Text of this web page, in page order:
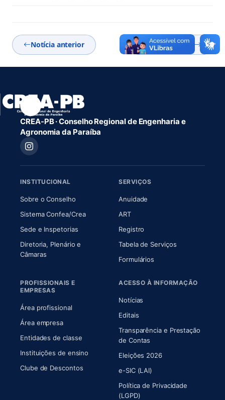
Notícia anterior Próxima notícia
CREA-PB · Conselho Regional de Engenharia e
Agronomia da Paraíba
INSTITUCIONAL
Sobre o Conselho(abre em nova aba)
Sistema Confea/Crea(abre em nova aba)
Sede e Inspetorias
Diretoria, Plenário e
Câmaras(abre em nova aba)
SERVIÇOS
Anuidade
ART(abre em nova aba)
Registro
Tabela de Serviços
Formulários
PROFISSIONAIS E
EMPRESAS
Área profissional
Área empresa
Entidades de classe
Instituições de ensino
Clube de Descontos
ACESSO À INFORMAÇÃO
Notícias
Editais
Transparência e Prestação
de Contas
Eleições 2026
e-SIC (LAI)
Política de Privacidade
(LGPD)